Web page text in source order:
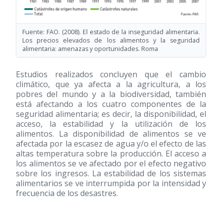
Fuente: FAO. (2008). El estado de la inseguridad alimentaria.
Los precios elevados de los alimentos y la seguridad
alimentaria: amenazas y oportunidades. Roma
Estudios realizados concluyen que el cambio
climático, que ya afecta a la agricultura, a los
pobres del mundo y a la biodiversidad, también
está afectando a los cuatro componentes de la
seguridad alimentaria; es decir, la disponibilidad, el
acceso, la estabilidad y la utilización de los
alimentos. La disponibilidad de alimentos se ve
afectada por la escasez de agua y/o el efecto de las
altas temperatura sobre la producción. El acceso a
los alimentos se ve afectado por el efecto negativo
sobre los ingresos. La estabilidad de los sistemas
alimentarios se ve interrumpida por la intensidad y
frecuencia de los desastres.